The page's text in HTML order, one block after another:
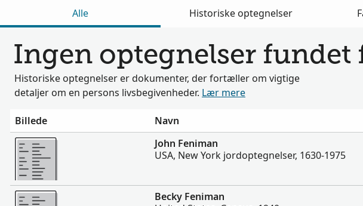
Alle Historiske optegnelser
Ingen optegnelser fundet
Historiske optegnelser er dokumenter, der fortæller om vigtige
detaljer om en persons livsbegivenheder. Lær mere
Billede Navn
Mere
John Feniman
USA, New York jordoptegnelser, 1630-1975
Mere
Becky Feniman